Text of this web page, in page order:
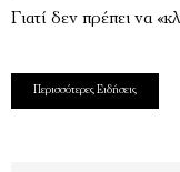
Γιατί δεν πρέπει να
Περισσότερες Ειδήσεις